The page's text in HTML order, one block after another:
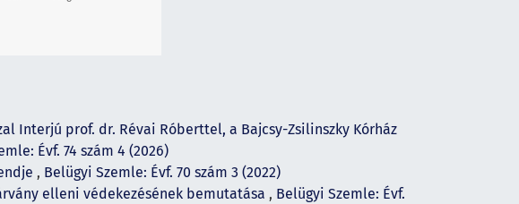
Interjú prof. dr. Révai Róberttel, a Bajcsy-Zsilinszky Kórház
Évf. 74 szám 4 (2026)
, Belügyi Szemle: Évf. 70 szám 3 (2022)
elleni védekezésének bemutatása , Belügyi Szemle: Évf.